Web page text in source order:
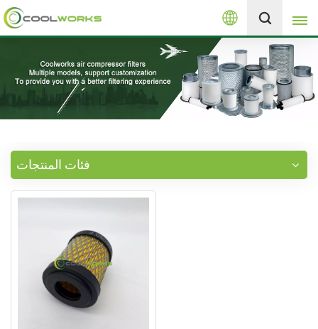
العربية
English
español
العربية
русский
+8613525046291
فئات المنتجات